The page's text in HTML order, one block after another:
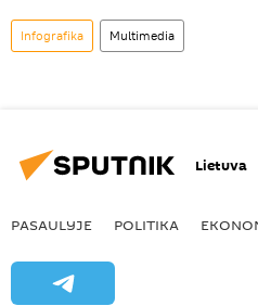
Infografika Multimedia
Lietuva
PASAULYJE POLITIKA